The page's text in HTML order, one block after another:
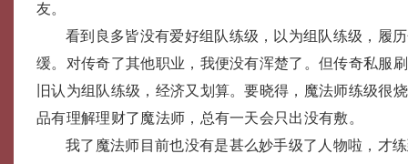
友。
看到良多皆没有爱好组队练级，以为组队练级，履
缓。对传奇了其他职业，我便没有浑楚了。但传奇私服
旧认为组队练级，经济又划算。要晓得，魔法师练级很
品有理解理财了魔法师，总有一天会只出没有敷。
我了魔法师目前也没有是甚么妙手级了人物啦，才